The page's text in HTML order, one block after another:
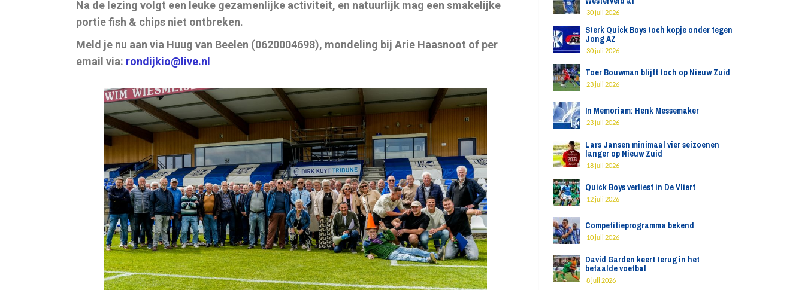
Na de lezing volgt een leuke gezamenlijke activiteit, en natuurlijk mag een smakelijke
portie fish & chips niet ontbreken.
Meld je nu aan via Huug van Beelen (0620004698), mondeling bij Arie Haasnoot of per
email via: rondijkio@live.nl
30 juli 2026
Sterk Quick Boys toch kopje onder tegen
Jong AZ
30 juli 2026
Toer Bouwman blijft toch op Nieuw Zuid
23 juli 2026
In Memoriam: Henk Messemaker
23 juli 2026
Lars Jansen minimaal vier seizoenen
langer op Nieuw Zuid
18 juli 2026
Quick Boys verliest in De Vliert
12 juli 2026
Competitieprogramma bekend
10 juli 2026
David Garden keert terug in het
betaalde voetbal
8 juli 2026